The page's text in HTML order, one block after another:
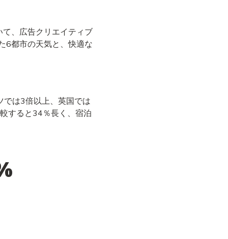
、広告クリエイティブ
6都市の天気と、快適な
では3倍以上、英国では
すると34％長く、宿泊